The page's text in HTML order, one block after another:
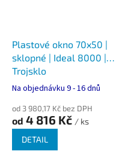
Plastové okno 70x50 |
sklopné | Ideal 8000 |
Trojsklo
Na objednávku 9 - 16 dnů
od 3 980,17 Kč bez DPH
od 4 816 Kč / ks
DETAIL